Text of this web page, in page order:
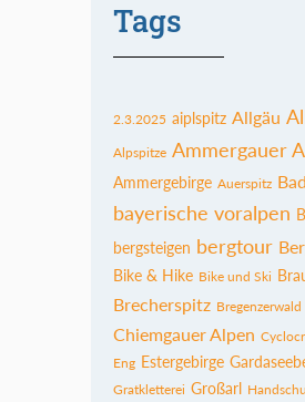
Tags
2.3.2025 aiplspitz Allgäu
Alpspitze Ammergauer
Ammergebirge Auerspitz
bayerische voralpen
bergsteigen bergtour
Bike & Hike Bike und Ski
Brecherspitz Bregenzerwald
Chiemgauer Alpen
Eng Estergebirge
Gratkletterei Großarl